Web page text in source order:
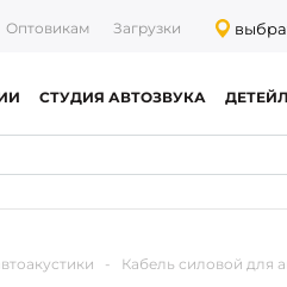
Оптовикам Загрузки
СТУДИЯ АВТОЗВУКА
- Кабель силовой для